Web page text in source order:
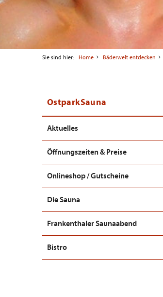
Sie sind hier: Home Bäderwelt entdecken
OstparkSauna
Aktuelles
Öffnungszeiten & Preise
Onlineshop / Gutscheine
Die Sauna
Frankenthaler Saunaabend
Bistro